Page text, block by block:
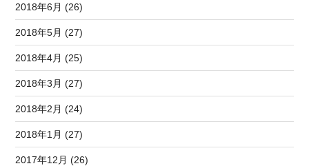
2018年6月 (26)
2018年5月 (27)
2018年4月 (25)
2018年3月 (27)
2018年2月 (24)
2018年1月 (27)
2017年12月 (26)